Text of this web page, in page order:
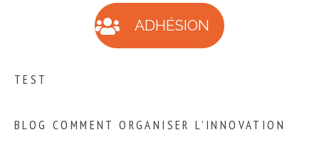
ADHÉSION
TEST
BLOG COMMENT ORGANISER L’INNOVATION